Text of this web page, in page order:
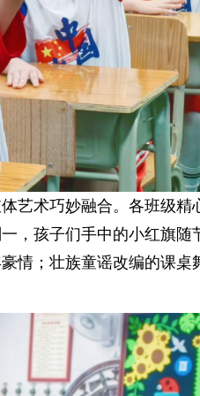
艺术巧妙融合。各班级精
，孩子们手中的小红旗随
情；壮族童谣改编的课桌